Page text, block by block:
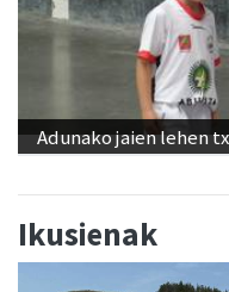
Adunako jaien lehen
Ikusienak